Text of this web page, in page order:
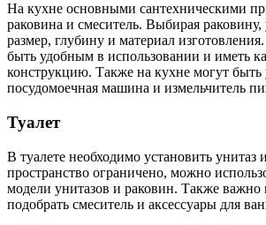
На кухне основными сантехническими
раковина и смеситель. Выбирая раковину,
размер, глубину и материал
быть удобным в использовании и иметь
конструкцию. Также на кухне могут быть
посудомоечная машина и измельчитель
Туалет
В туалете необходимо установить унитаз
пространство ограничено, можно
модели унитазов и раковин. Также важно
подобрать смеситель и аксессуары для